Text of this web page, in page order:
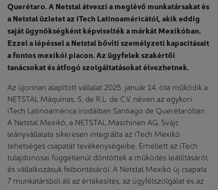
Querétaro. A Netstal átveszi a meglévő munkatársakat és
a Netstal üzletet az iTech Latinoaméricától, akik eddig
saját ügynökségként képviselték a márkát Mexikóban.
Ezzel a lépéssel a Netstal bővíti személyzeti kapacitásait
a fontos mexikói piacon. Az ügyfelek szakértői
tanácsokat és átfogó szolgáltatásokat élvezhetnek.
Az újonnan alapított vállalat 2025. január 14. óta működik a
NETSTAL Máquinas, S. de R.L. de C.V. néven az egykori
iTech Latinoamérica irodáiban Santiago de Querétaróban.
A Netstal Mexikó, a NETSTAL Maschinen AG, Svájc
leányvállalata sikeresen integrálta az iTech Mexikó
tehetséges csapatát tevékenységeibe. Emellett az iTech
tulajdonosai függetlenül döntöttek a működés leállításáról
és vállalkozásuk felbontásáról. A Netstal Mexikó új csapata
7 munkatársból áll az értékesítés, az ügyfélszolgálat és az